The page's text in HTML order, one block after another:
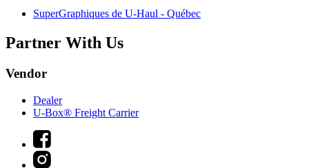
SuperGraphiques de U-Haul - Québec
Partner With Us
Vendor
Dealer
U-Box® Freight Carrier